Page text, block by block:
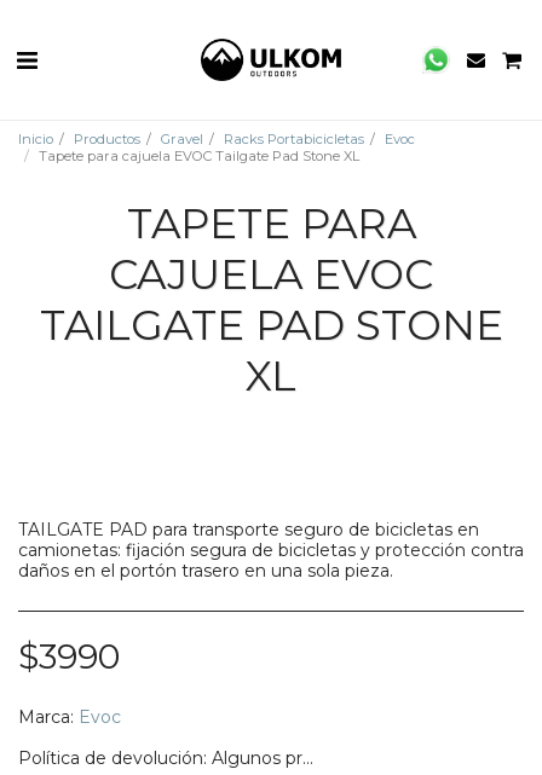
Inicio Productos Gravel Racks Portabicicletas
Evoc
Tapete para cajuela EVOC Tailgate Pad Stone XL
TAPETE PARA
CAJUELA EVOC
TAILGATE PAD STONE
XL
TAILGATE PAD para transporte seguro de bicicletas en
camionetas: fijación segura de bicicletas y protección contra
daños en el portón trasero en una sola pieza.
$3990
Marca: Evoc
Política de devolución: Algunos productos no califican para ser regresados, te pedimos confirmes bien tu talla, modelo o estilo.